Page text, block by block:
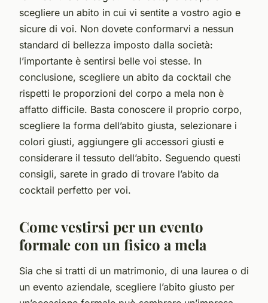
scegliere un abito in cui vi sentite a vostro agio e
sicure di voi. Non dovete conformarvi a nessun
standard di bellezza imposto dalla società:
l’importante è sentirsi belle voi stesse. In
conclusione, scegliere un abito da cocktail che
rispetti le proporzioni del corpo a mela non è
affatto difficile. Basta conoscere il proprio corpo,
scegliere la forma dell’abito giusta, selezionare i
colori giusti, aggiungere gli accessori giusti e
considerare il tessuto dell’abito. Seguendo questi
consigli, sarete in grado di trovare l’abito da
cocktail perfetto per voi.
Come vestirsi per un evento
formale con un fisico a mela
Sia che si tratti di un matrimonio, di una laurea o di
un evento aziendale, scegliere l’abito giusto per